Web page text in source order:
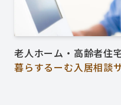
老人ホーム・高齢者住
暮らするーむ入居相談